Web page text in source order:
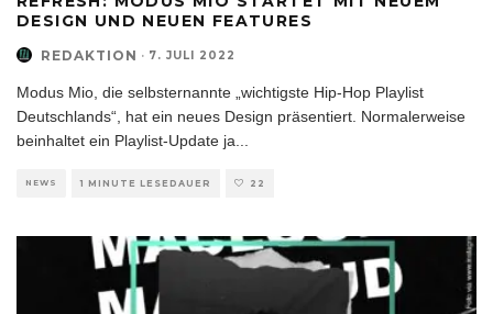
DESIGN UND NEUEN FEATURES
REDAKTION · 7. JULI 2022
Modus Mio, die selbsternannte „wichtigste Hip-Hop Playlist
Deutschlands“, hat ein neues Design präsentiert. Normalerweise
beinhaltet ein Playlist-Update ja
NEWS 1 MINUTE LESEDAUER 22